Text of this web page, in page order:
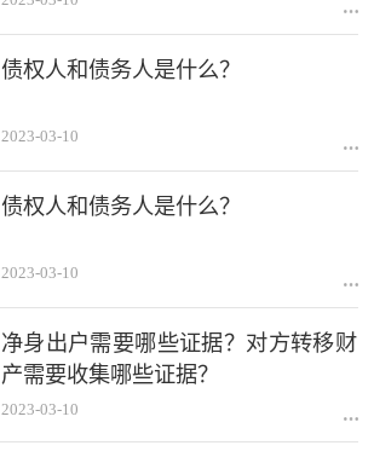
债权人和债务人是什么？
2023-03-10
债权人和债务人是什么？
2023-03-10
净身出户需要哪些证据？对方转移财
产需要收集哪些证据？
2023-03-10